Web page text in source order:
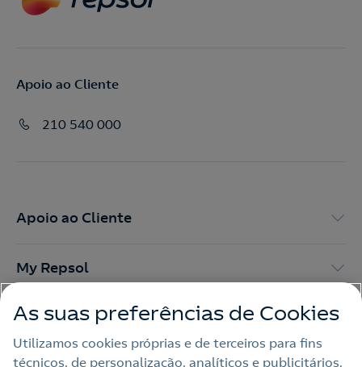
Apoio ao Cliente
210 540 000
Apoio ao Cliente
My Repsol
Outras Energias
As suas preferências de Cookies
Utilizamos cookies próprias e de terceiros para fins
técnicos, de personalização, analíticos e publicitários,